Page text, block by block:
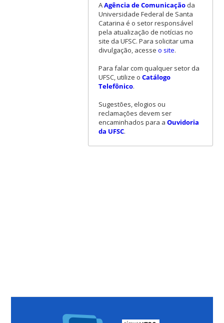
AAgência de Comunicaçãoda
Universidade Federal de Santa
Catarina é o setor responsável
pela atualização de notícias no
site da UFSC. Para solicitar uma
divulgação, acesse o site.
Para falar com qualquer setor da
UFSC, utilize o Catálogo
Telefônico.
Sugestões, elogios ou
reclamações devem ser
encaminhados para a Ouvidoria
da UFSC.